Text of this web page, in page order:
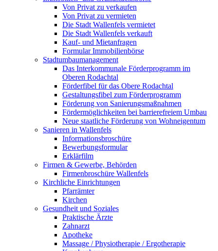
Von Privat zu verkaufen
Von Privat zu vermieten
Die Stadt Wallenfels vermietet
Die Stadt Wallenfels verkauft
Kauf- und Mietanfragen
Formular Immobilienbörse
Stadtumbaumanagement
Das Interkommunale Förderprogramm im
Oberen Rodachtal
Förderfibel für das Obere Rodachtal
Gestaltungsfibel zum Förderprogramm
Förderung von Sanierungsmaßnahmen
Fördermöglichkeiten bei barrierefreiem Umbau
Neue staatliche Förderung von Wohneigentum
Sanieren in Wallenfels
Informationsbroschüre
Bewerbungsformular
Erklärfilm
Firmen & Gewerbe, Behörden
Firmenbroschüre Wallenfels
Kirchliche Einrichtungen
Pfarrämter
Kirchen
Gesundheit und Soziales
Praktische Ärzte
Zahnarzt
Apotheke
Massage / Physiotherapie / Ergotherapie